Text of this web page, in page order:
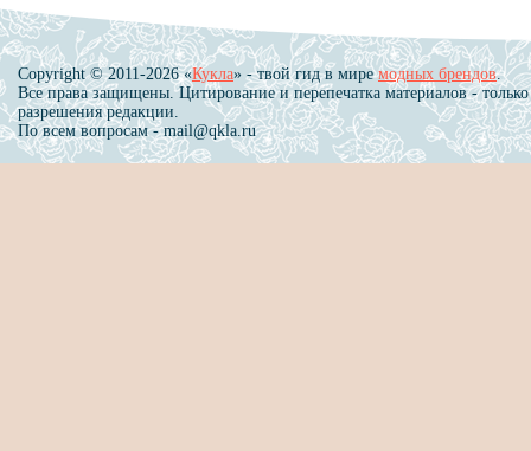
Copyright © 2011-2026 «Кукла» - твой гид в миремодных брендов.
Все права защищены. Цитирование и перепечатка материалов - только
разрешения редакции.
По всем вопросам - mail@qkla.ru